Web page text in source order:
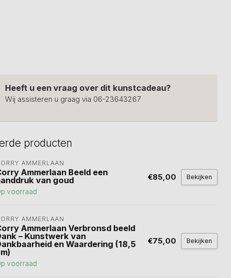
Heeft u een vraag over dit kunstcadeau?
Wij assisteren u graag via 06-23643267
producten
AMMERLAAN
Ammerlaan Beeld een
van goud
voorraad
€85,00 Bekijken
AMMERLAAN
Ammerlaan Verbronsd beeld
– Kunstwerk van
en Waardering (18,5
voorraad
€75,00 Bekijken